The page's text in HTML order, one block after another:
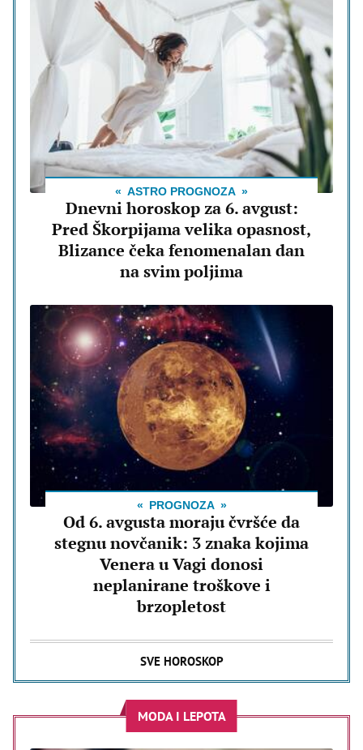
ASTRO PROGNOZA
Dnevni horoskop za 6. avgust:
Pred Škorpijama velika opasnost,
Blizance čeka fenomenalan dan
na svim poljima
PROGNOZA
Od 6. avgusta moraju čvršće da
stegnu novčanik: 3 znaka kojima
Venera u Vagi donosi
neplanirane troškove i
brzopletost
SVE HOROSKOP
MODA I LEPOTA